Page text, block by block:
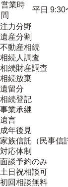
営業時
間
平日 9:30
注力分野
遺産分割
不動産相続
相続人調査
相続財産調査
相続放棄
遺留分
相続登記
事業承継
遺言
成年後見
家族信託（民事信
対応体制
面談予約のみ
土日祝相談可
初回相談無料